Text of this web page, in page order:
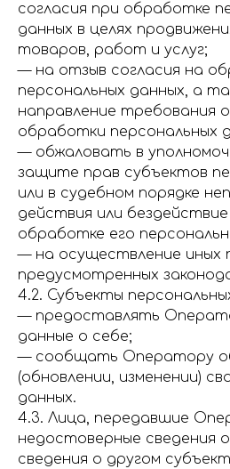
согласия при обработке
данных в целях
товаров, работ и услуг;
— на отзыв согласия на
персональных данных, а
направление требования
обработки персональных
— обжаловать в
защите прав субъектов
или в судебном порядке
действия или
обработке его
— на осуществление иных
предусмотренных
4.2. Субъекты
— предоставлять
данные о себе;
— сообщать Оператору
(обновлении, изменении)
данных.
4.3. Лица, передавшие
недостоверные сведения
сведения о другом